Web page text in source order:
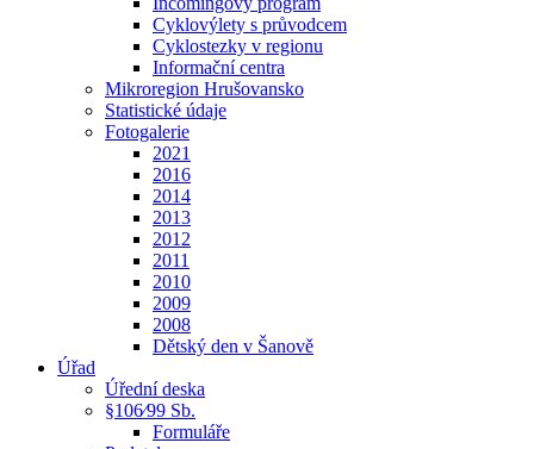
Cyklovýlety s průvodcem
Cyklostezky v regionu
Informační centra
Mikroregion Hrušovansko
Statistické údaje
Fotogalerie
2021
2016
2014
2013
2012
2011
2010
2009
2008
Dětský den v Šanově
Úřad
Úřední deska
§106⁄99 Sb.
Formuláře